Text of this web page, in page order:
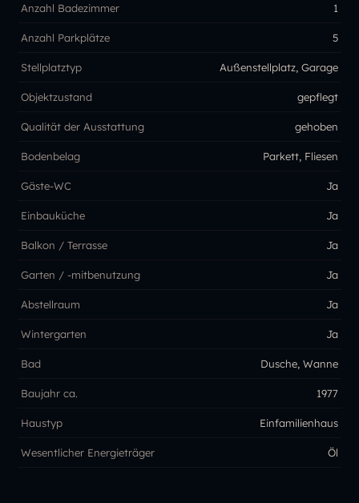
Anzahl Badezimmer 1
Anzahl Parkplätze 5
Stellplatztyp Außenstellplatz, Garage
Objektzustand gepflegt
Qualität der Ausstattung gehoben
Bodenbelag Parkett, Fliesen
Gäste-WC Ja
Einbauküche Ja
Balkon / Terrasse Ja
Garten / -mitbenutzung Ja
Abstellraum Ja
Wintergarten Ja
Bad Dusche, Wanne
Baujahr ca. 1977
Haustyp Einfamilienhaus
Wesentlicher Energieträger Öl